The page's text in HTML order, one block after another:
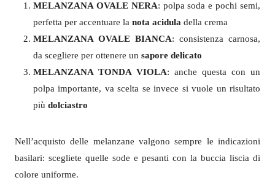
MELANZANA OVALE NERA: polpa soda e pochi semi,
perfetta per accentuare la nota acidula della crema
MELANZANA OVALE BIANCA: consistenza carnosa,
da scegliere per ottenere un sapore delicato
MELANZANA TONDA VIOLA: anche questa con un
polpa importante, va scelta se invece si vuole un risultato
più dolciastro
Nell’acquisto delle melanzane valgono sempre le indicazioni
basilari: scegliete quelle sode e pesanti con la buccia liscia di
colore uniforme.